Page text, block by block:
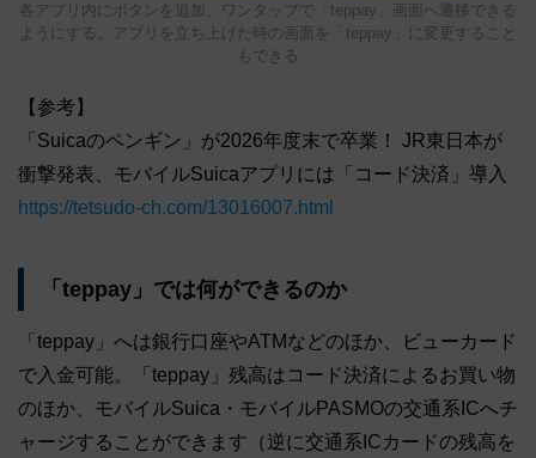
各アプリ内にボタンを追加、ワンタップで「teppay」画面へ遷移できる
ようにする。アプリを立ち上げた時の画面を「teppay」に変更すること
もできる
【参考】
「Suicaのペンギン」が2026年度末で卒業！ JR東日本が
衝撃発表、モバイルSuicaアプリには「コード決済」導入
https://tetsudo-ch.com/13016007.html
「teppay」では何ができるのか
「teppay」へは銀行口座やATMなどのほか、ビューカード
で入金可能。「teppay」残高はコード決済によるお買い物
のほか、モバイルSuica・モバイルPASMOの交通系ICへチ
ャージすることができます（逆に交通系ICカードの残高を